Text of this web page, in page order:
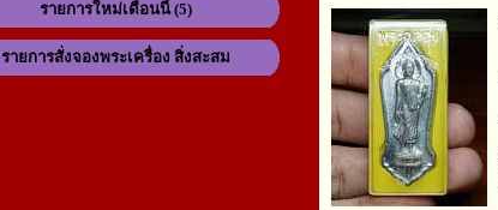
รายการใหม่เดือนนี้ (5)
รายการสั่งจองพระเครื่อง สิ่งสะสม